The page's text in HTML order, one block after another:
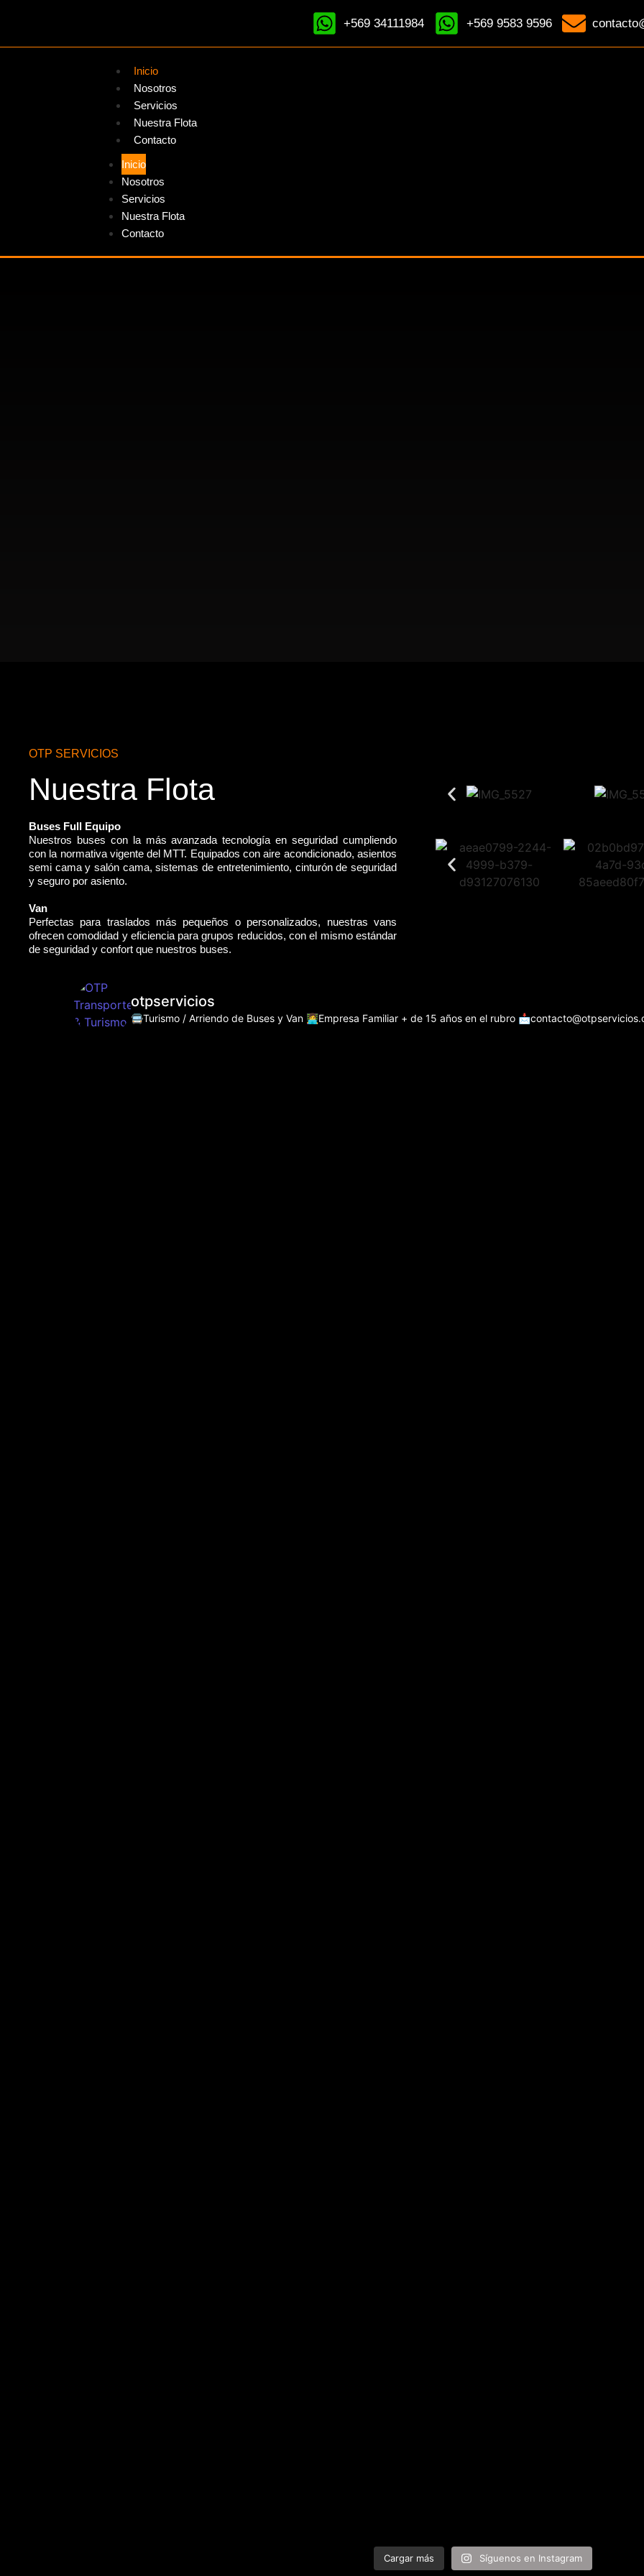
+569 34111984 +569 9583 9596
Inicio
Nosotros
Servicios
Nuestra Flota
Contacto
Inicio
Nosotros
Servicios
Nuestra Flota
Contacto
OTP SERVICIOS
Nuestra Flota
Buses Full Equipo
Nuestros buses con la más avanzada tecnología en seguridad cumpliendo
con la normativa vigente del MTT. Equipados con aire acondicionado, asientos
semi cama y salón cama, sistemas de entretenimiento, cinturón de seguridad
y seguro por asiento.
Van
Perfectas para traslados más pequeños o personalizados, nuestras vans
ofrecen comodidad y eficiencia para grupos reducidos, con el mismo estándar
de seguridad y confort que nuestros buses.
otpservicios
🚍Turismo / Arriendo de Buses y Van 👩‍💻Empresa Familiar + de 15 años en el rubro
Cargar más Síguenos en Instagram